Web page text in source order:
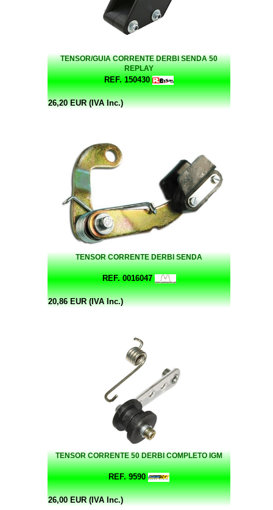
TENSOR/GUIA CORRENTE DERBI SENDA 50
REPLAY
REF. 150430
26,20 EUR (IVA Inc.)
TENSOR CORRENTE DERBI SENDA
REF. 0016047
20,86 EUR (IVA Inc.)
TENSOR CORRENTE 50 DERBI COMPLETO IGM
REF. 9590
26,00 EUR (IVA Inc.)